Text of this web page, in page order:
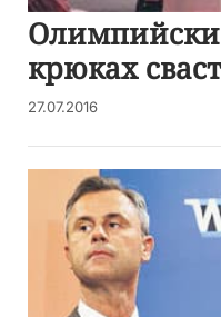
крюках
27.07.2016